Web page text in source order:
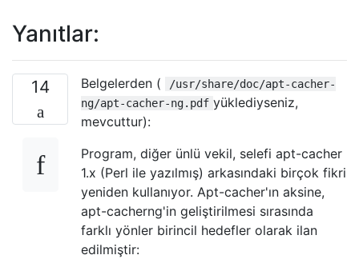
Yanıtlar:
14 Belgelerden (
/usr/share/doc/apt-cacher-
ng/apt-cacher-ng.pdf yüklediyseniz,
mevcuttur):
Program, diğer ünlü vekil, selefi apt-cacher
1.x (Perl ile yazılmış) arkasındaki birçok fikri
yeniden kullanıyor. Apt-cacher'ın aksine,
apt-cacherng'in geliştirilmesi sırasında
farklı yönler birincil hedefler olarak ilan
edilmiştir: